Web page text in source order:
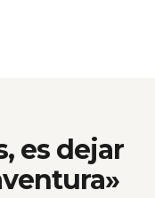
es dejar